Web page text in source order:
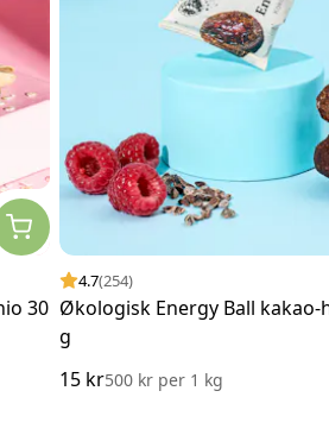
30
4.7(254)
Økologisk Energy Ball
g
15 kr500 kr per 1 kg